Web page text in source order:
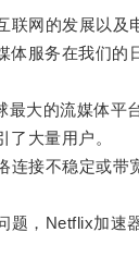
网的发展以及
体服务在我们的
大的流媒体平
了大量用户。
接不稳定或带
，Netflix加速